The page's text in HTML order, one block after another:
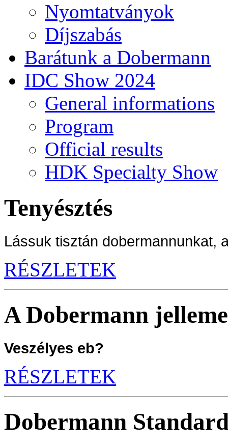
Nyomtatványok
Díjszabás
Barátunk a Dobermann
IDC Show 2024
General informations
Program
Official results
HDK Specialty Show
Tenyésztés
Lássuk tisztán dobermannunkat,
RÉSZLETEK
A Dobermann jelleme
Veszélyes eb?
RÉSZLETEK
Dobermann